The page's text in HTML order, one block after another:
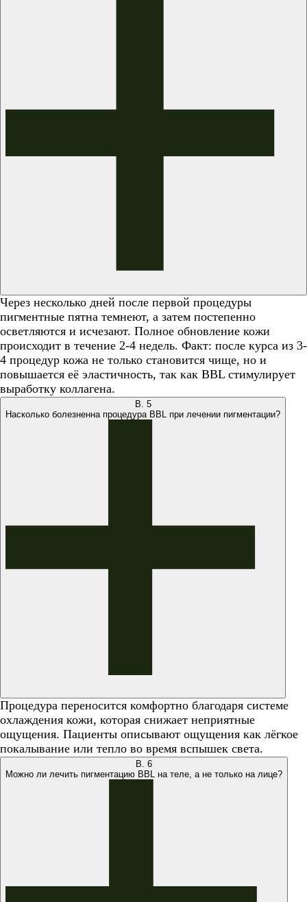
Через несколько дней после первой процедуры
пигментные пятна темнеют, а затем постепенно
осветляются и исчезают. Полное обновление кожи
происходит в течение 2-4 недель. Факт: после курса из 3-
4 процедур кожа не только становится чище, но и
повышается её эластичность, так как BBL стимулирует
выработку коллагена.
В. 5
Насколько болезненна процедура BBL при лечении пигментации?
Процедура переносится комфортно благодаря системе
охлаждения кожи, которая снижает неприятные
ощущения. Пациенты описывают ощущения как лёгкое
покалывание или тепло во время вспышек света.
В. 6
Можно ли лечить пигментацию BBL на теле, а не только на лице?